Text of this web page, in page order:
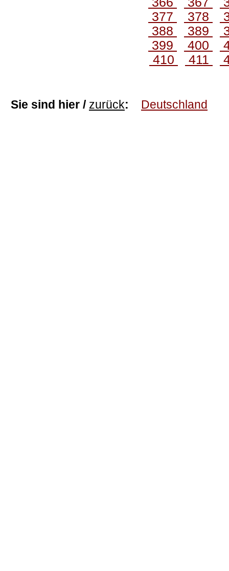
377
378
388
389
399
400
410
411
Sie sind hier / zurück: Deutschland